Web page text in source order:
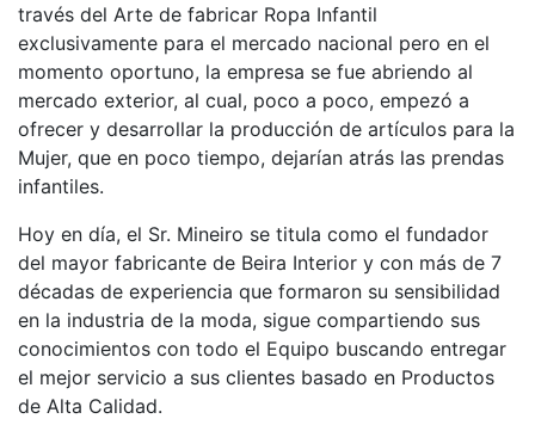
través del Arte de fabricar Ropa Infantil
exclusivamente para el mercado nacional pero en el
momento oportuno, la empresa se fue abriendo al
mercado exterior, al cual, poco a poco, empezó a
ofrecer y desarrollar la producción de artículos para la
Mujer, que en poco tiempo, dejarían atrás las prendas
infantiles.
Hoy en día, el Sr. Mineiro se titula como el fundador
del mayor fabricante de Beira Interior y con más de 7
décadas de experiencia que formaron su sensibilidad
en la industria de la moda, sigue compartiendo sus
conocimientos con todo el Equipo buscando entregar
el mejor servicio a sus clientes basado en Productos
de Alta Calidad.